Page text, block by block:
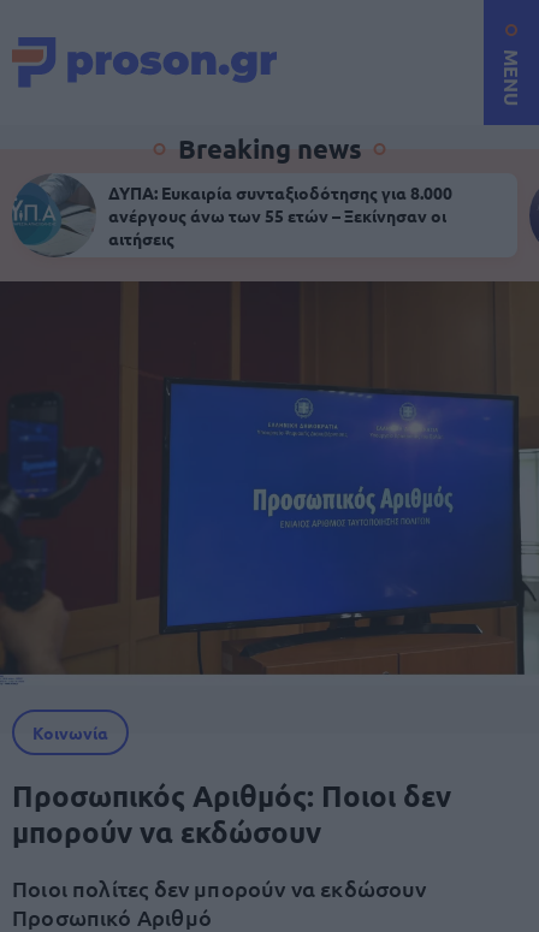
MENU
Breaking news
ΔΥΠΑ: Ευκαιρία συνταξιοδότησης για 8.000
ανέργους άνω των 55 ετών – Ξεκίνησαν οι
αιτήσεις
Κοινωνία
Προσωπικός Αριθμός: Ποιοι δεν
μπορούν να εκδώσουν
Ποιοι πολίτες δεν μπορούν να εκδώσουν
Προσωπικό Αριθμό